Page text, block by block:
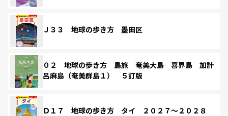
Ｊ３３ 地球の歩き方 墨田区
０２ 地球の歩き方 島旅 奄美大島 喜界島 加計
呂麻島（奄美群島１） ５訂版
Ｄ１７ 地球の歩き方 タイ ２０２７～２０２８